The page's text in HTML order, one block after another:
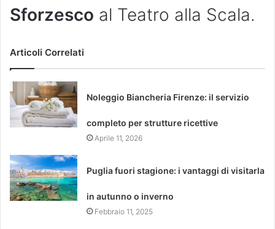
Sforzesco al Teatro alla Scala.
Articoli Correlati
Noleggio Biancheria Firenze: il servizio
completo per strutture ricettive
Aprile 11, 2026
Puglia fuori stagione: i vantaggi di visitarla
in autunno o inverno
Febbraio 11, 2025